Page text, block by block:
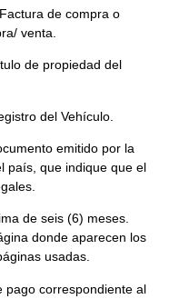
de compra o
venta.
de propiedad del
del Vehículo.
emitido por la
país, que indique que el
de seis (6) meses.
donde aparecen los
usadas.
pago correspondiente al